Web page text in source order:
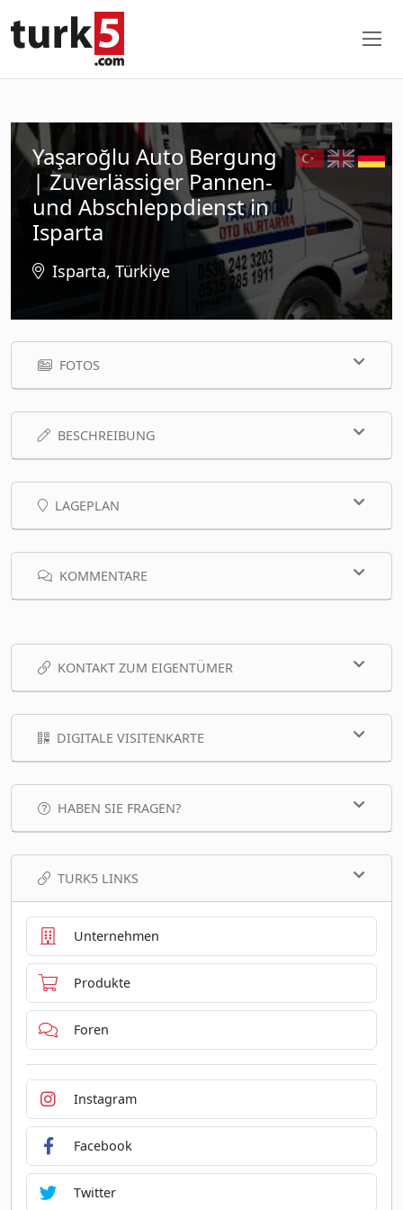
Yaşaroğlu Auto Bergung
| Zuverlässiger Pannen-
und Abschleppdienst in
Isparta
Isparta, Türkiye
FOTOS
BESCHREIBUNG
LAGEPLAN
KOMMENTARE
KONTAKT ZUM EIGENTÜMER
DIGITALE VISITENKARTE
HABEN SIE FRAGEN?
TURK5 LINKS
Unternehmen
Produkte
Foren
Instagram
Facebook
Twitter